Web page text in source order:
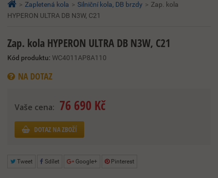
> Zapletená kola > Silniční kola, DB brzdy > Zap. kola
HYPERON ULTRA DB N3W, C21
Zap. kola HYPERON ULTRA DB N3W, C21
Kód produktu: WC4011AP8A110
NA DOTAZ
Vaše cena: 76 690 Kč
DOTAZ NA ZBOŽÍ
Tweet Sdílet Google+ Pinterest